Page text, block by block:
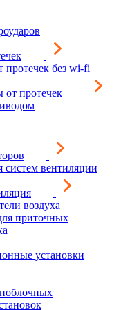
без wi-fi
протечек
систем вентиляции
воздуха
приточных
установки